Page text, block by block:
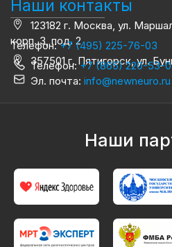
Наши контакты
123182 г. Москва, ул.
корп. 3, под. 2
Телефон:+7 (495) 225-76-03
357501 г. Пятигорск, ул.
Телефон:+7 (865) 220-53-
Эл. почта: info@newneuro.ru
Наши